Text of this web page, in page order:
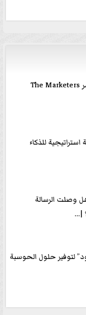
د. داليا أبو المجد تشارك في مؤتمر The Marketers
استراتيجية للذكاء
هل وصلت الرسالة
|...
لتوفير حلول الحوسبة